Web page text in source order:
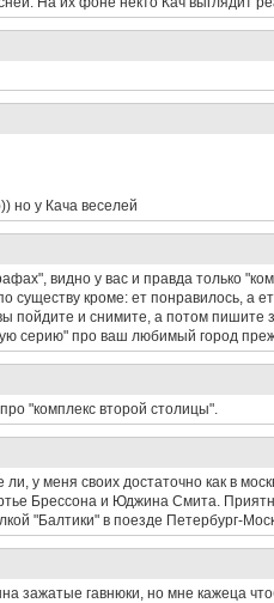
но у Кача веселей
видно у вас и правда только
существу кроме: ет понравилось,
и снимите, а потом пишите
серию" про ваш любимый город
"комплекс второй столицы".
у меня своих достаточно как в
Брессона и Юджина Смита.
"Балтики" в поезде Петербург-
зажатые гавнюки, но мне кажеца